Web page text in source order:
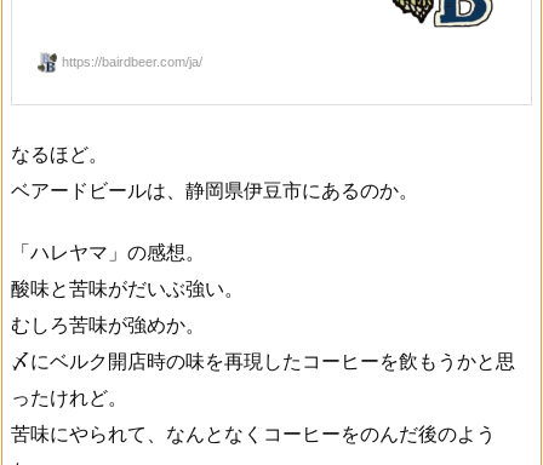
https://bairdbeer.com/ja/
なるほど。
ベアードビールは、静岡県伊豆市にあるのか。
「ハレヤマ」の感想。
酸味と苦味がだいぶ強い。
むしろ苦味が強めか。
〆にベルク開店時の味を再現したコーヒーを飲もうかと思
ったけれど。
苦味にやられて、なんとなくコーヒーをのんだ後のよう